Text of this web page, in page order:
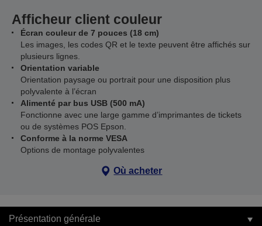
Afficheur client couleur
Écran couleur de 7 pouces (18 cm)
Les images, les codes QR et le texte peuvent être affichés sur
plusieurs lignes.
Orientation variable
Orientation paysage ou portrait pour une disposition plus
polyvalente à l’écran
Alimenté par bus USB (500 mA)
Fonctionne avec une large gamme d’imprimantes de tickets
ou de systèmes POS Epson.
Conforme à la norme VESA
Options de montage polyvalentes
Où acheter
Présentation générale